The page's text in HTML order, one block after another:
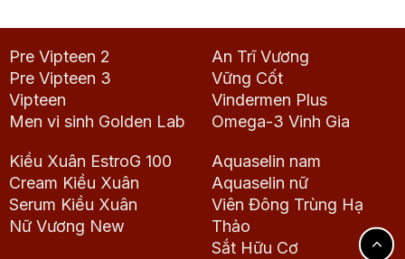
Pre Vipteen 2
Pre Vipteen 3
Vipteen
Men vi sinh Golden Lab
An Trĩ Vương
Vững Cốt
Vindermen Plus
Omega-3 Vinh Gia
Kiều Xuân EstroG 100
Cream Kiều Xuân
Serum Kiều Xuân
Nữ Vương New
Aquaselin nam
Aquaselin nữ
Viên Đông Trùng Hạ
Thảo
Sắt Hữu Cơ